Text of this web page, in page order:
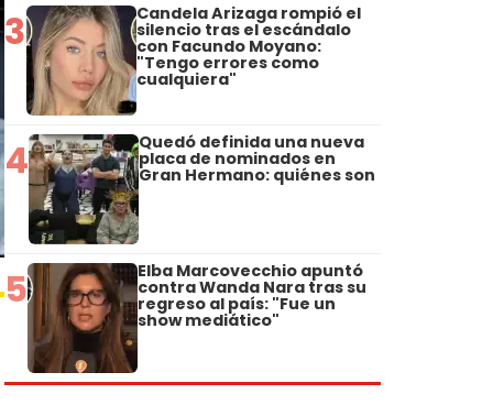
3 Candela Arizaga rompió el
silencio tras el escándalo
con Facundo Moyano:
"Tengo errores como
cualquiera"
4 Quedó definida una nueva
placa de nominados en
Gran Hermano: quiénes son
5 Elba Marcovecchio apuntó
contra Wanda Nara tras su
regreso al país: "Fue un
show mediático"